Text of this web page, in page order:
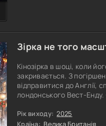
Зірка не того
Кінозірка в шоці, коли
закривається. З
відправитися до Англії,
лондонського Вест-
різдвяній виставі —
номери та активне
Рік виходу: 2025
Країна: Велика Британія